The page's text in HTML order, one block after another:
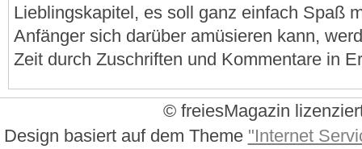
Lieblingskapitel, es soll ganz einfach Spaß
Anfänger sich darüber amüsieren kann,
Zeit durch Zuschriften und Kommentare in
© freiesMagazin
Design basiert auf dem Theme "Internet